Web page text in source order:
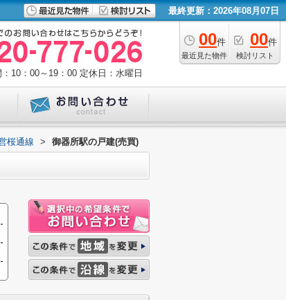
最終更新：2026年08月07日
00件
最近見た物件
00件
検討リスト
10：00～19：00 定休日：水曜日
桜通線 > 御器所駅の戸建(売買)